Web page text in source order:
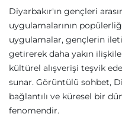
Diyarbakır'ın gençleri
uygulamalarının
uygulamalar, gençlerin
getirerek daha yakın
kültürel alışverişi teşvik
sunar. Görüntülü sohbet,
bağlantılı ve küresel bir
fenomendir.